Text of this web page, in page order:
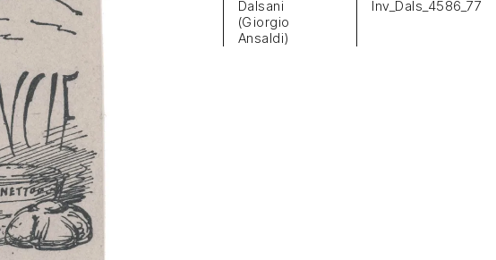
Dalsani
(Giorgio
Ansaldi)
Inv_Dals_4586_77